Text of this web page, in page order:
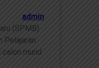
admin
(SPMB)
Pelajaran
murid